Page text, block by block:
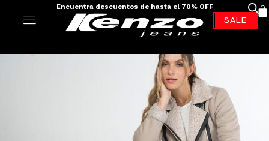
Envíos a todo el país - 100% colombiano
-70%*